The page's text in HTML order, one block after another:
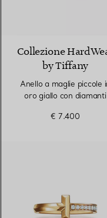
Collezione
by Tiffany
Anello a maglie piccole
oro giallo con diamanti
€ 7.400